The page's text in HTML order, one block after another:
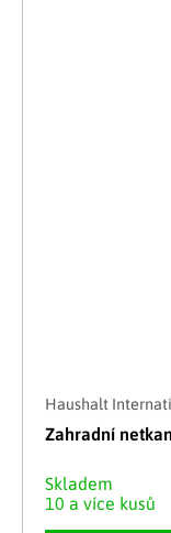
Haushalt
Zahradní
Skladem
10 a více kusů